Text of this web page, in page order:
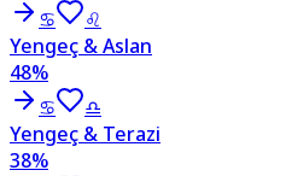
♋
♌
Yengeç & Aslan
48%
♋
♎
Yengeç & Terazi
38%